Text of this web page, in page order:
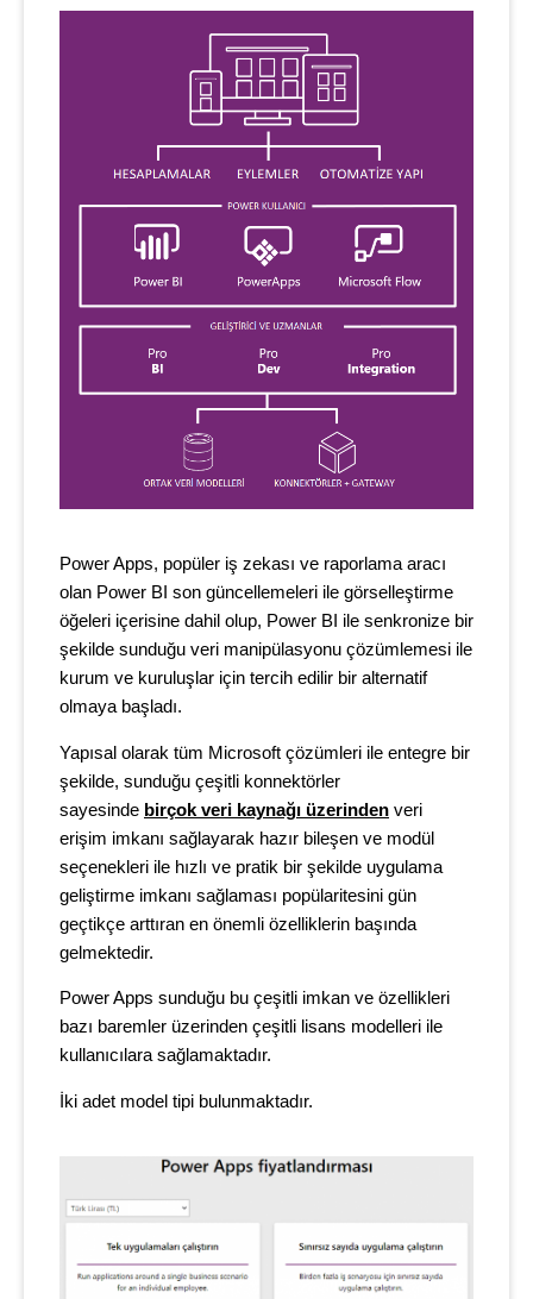
Power Apps, popüler iş zekası ve raporlama aracı
olan Power BI son güncellemeleri ile görselleştirme
öğeleri içerisine dahil olup, Power BI ile senkronize bir
şekilde sunduğu veri manipülasyonu çözümlemesi ile
kurum ve kuruluşlar için tercih edilir bir alternatif
olmaya başladı.
Yapısal olarak tüm Microsoft çözümleri ile entegre bir
şekilde, sunduğu çeşitli konnektörler
sayesinde birçok veri kaynağı üzerinden veri
erişim imkanı sağlayarak hazır bileşen ve modül
seçenekleri ile hızlı ve pratik bir şekilde uygulama
geliştirme imkanı sağlaması popülaritesini gün
geçtikçe arttıran en önemli özelliklerin başında
gelmektedir.
Power Apps sunduğu bu çeşitli imkan ve özellikleri
bazı baremler üzerinden çeşitli lisans modelleri ile
kullanıcılara sağlamaktadır.
İki adet model tipi bulunmaktadır.